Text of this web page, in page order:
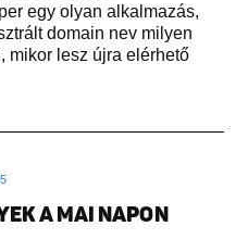
egy olyan alkalmazás,
domain nev milyen
mikor lesz újra elérhető
A MAI NAPON